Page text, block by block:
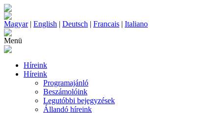
Magyar| English | Deutsch | Francais | Italiano
Menü
Híreink
Híreink
Programajánló
Beszámolóink
Legutóbbi bejegyzések
Állandó híreink